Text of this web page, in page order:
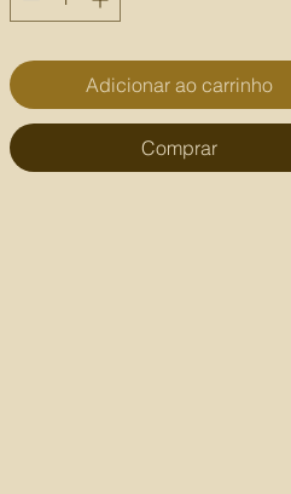
Adicionar ao carrinho
Comprar